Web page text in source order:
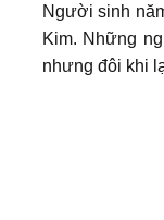
Người sinh
Kim. Những
nhưng đôi khi